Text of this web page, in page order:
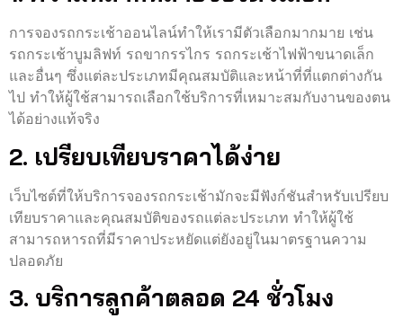
การจองรถกระเช้าออนไลน์ทำให้เรามีตัวเลือกมากมาย เช่น
รถกระเช้าบูมลิฟท์ รถขากรรไกร รถกระเช้าไฟฟ้าขนาดเล็ก
และอื่นๆ ซึ่งแต่ละประเภทมีคุณสมบัติและหน้าที่ที่แตกต่างกัน
ไป ทำให้ผู้ใช้สามารถเลือกใช้บริการที่เหมาะสมกับงานของตน
ได้อย่างแท้จริง
2. เปรียบเทียบราคาได้ง่าย
เว็บไซต์ที่ให้บริการจองรถกระเช้ามักจะมีฟังก์ชันสำหรับเปรียบ
เทียบราคาและคุณสมบัติของรถแต่ละประเภท ทำให้ผู้ใช้
สามารถหารถที่มีราคาประหยัดแต่ยังอยู่ในมาตรฐานความ
ปลอดภัย
3. บริการลูกค้าตลอด 24 ชั่วโมง